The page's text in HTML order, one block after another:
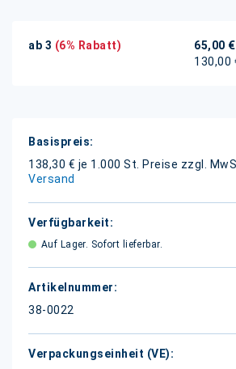
ab 3 (6% Rabatt) 65,00 €
130,00
Weitere
Informationen
138,30 € je 1.000 St.
Preise zzgl.
Versand
Auf Lager. Sofort lieferbar.
38-0022